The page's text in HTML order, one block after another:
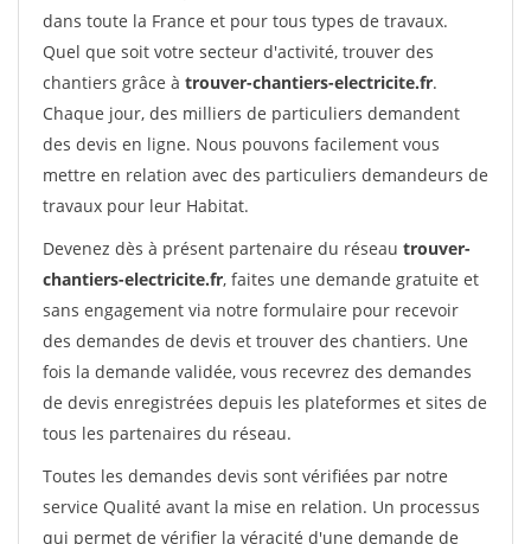
dans toute la France et pour tous types de travaux.
Quel que soit votre secteur d'activité, trouver des
chantiers grâce à trouver-chantiers-electricite.fr.
Chaque jour, des milliers de particuliers demandent
des devis en ligne. Nous pouvons facilement vous
mettre en relation avec des particuliers demandeurs de
travaux pour leur Habitat.
Devenez dès à présent partenaire du réseau trouver-
chantiers-electricite.fr, faites une demande gratuite et
sans engagement via notre formulaire pour recevoir
des demandes de devis et trouver des chantiers. Une
fois la demande validée, vous recevrez des demandes
de devis enregistrées depuis les plateformes et sites de
tous les partenaires du réseau.
Toutes les demandes devis sont vérifiées par notre
service Qualité avant la mise en relation. Un processus
qui permet de vérifier la véracité d'une demande de